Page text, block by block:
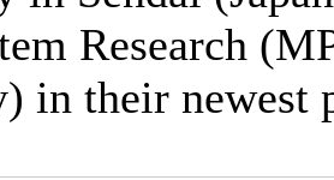
Research
in their